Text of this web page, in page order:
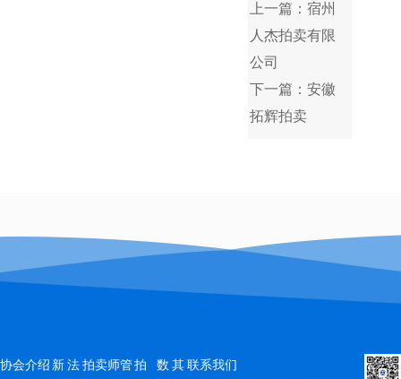
上一篇：宿州
人杰拍卖有限
公司
下一篇：安徽
拓辉拍卖
协会介绍 新法拍卖师管拍
数 其 联系我们